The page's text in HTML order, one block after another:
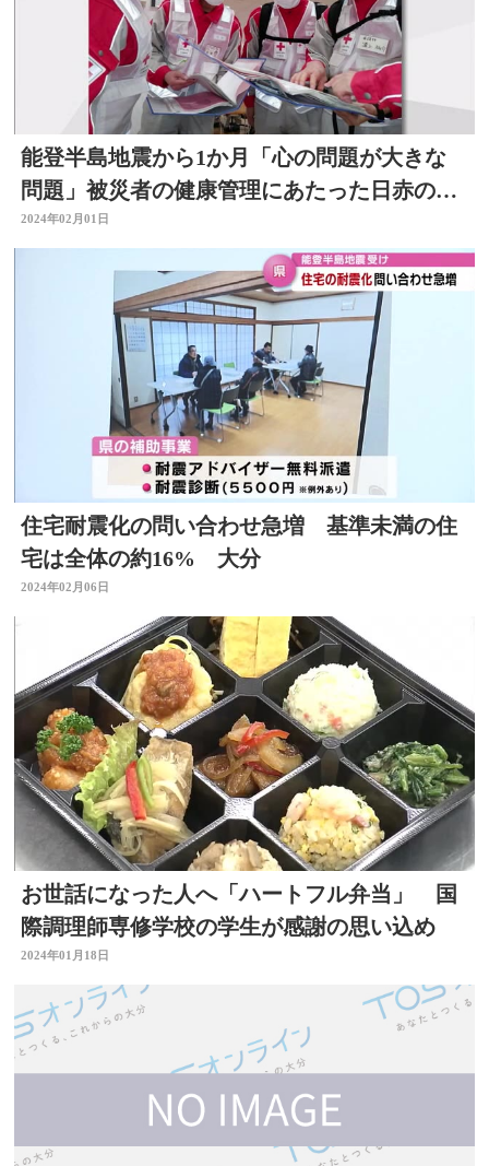
能登半島地震から1か月「心の問題が大きな
問題」被災者の健康管理にあたった日赤の救
護班が活動報告
2024年02月01日
住宅耐震化の問い合わせ急増 基準未満の住
宅は全体の約16% 大分
2024年02月06日
お世話になった人へ「ハートフル弁当」 国
際調理師専修学校の学生が感謝の思い込め
2024年01月18日